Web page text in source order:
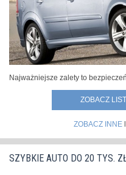
Najważniejsze zalety to
ZOBACZ
ZOBACZ INNE
SZYBKIE AUTO DO 20 TYS.